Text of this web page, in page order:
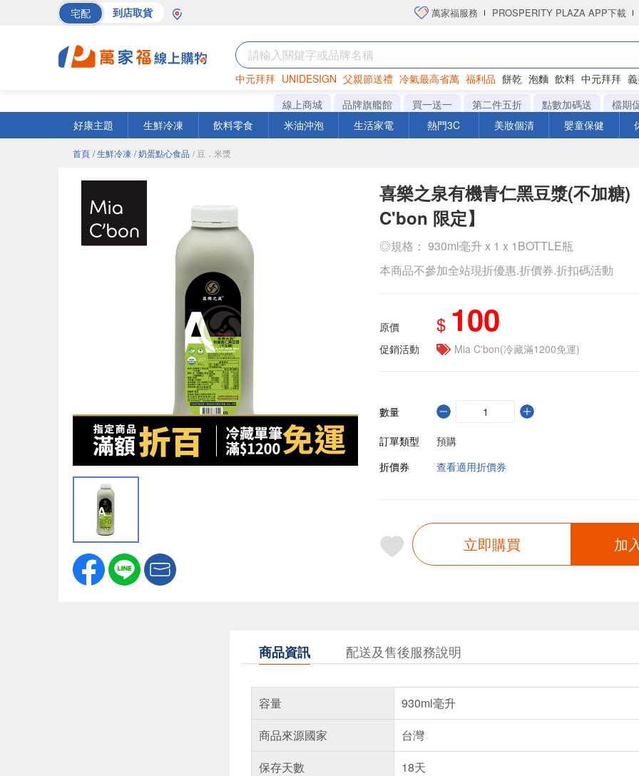
宅配 到店取貨 萬家福服務 PROSPERITY PLAZA APP下載
中元拜拜 UNIDESIGN 父親節送禮 冷氣最高省萬 福利品 餅乾 泡麵 飲料 中元拜拜
罐頭 海苔 洋芋片
線上商城 品牌旗艦館 買一送一 第二件五折 點數加碼送
檔期
好康主題
生鮮冷凍 飲料零食 米油沖泡 生活家電 熱門3C 美妝個清 嬰童保健
首頁 / 生鮮冷凍 / 奶蛋點心食品 / 豆．米漿
喜樂之泉有機青仁黑豆漿(不加糖)
C'bon 限定】
◎規格： 930ml毫升 x 1 x 1BOTTLE瓶
本商品不參加全站現折優惠.折價券.折扣碼活動
原價 $ 100
促銷活動 Mia C'bon(冷藏滿1200免運)
數量
訂單類型
預購
折價券
查看適用折價券
立即購買 加
商品資訊 配送及售後服務說明
容量
930ml毫升
商品來源國家
台灣
保存天數
18天